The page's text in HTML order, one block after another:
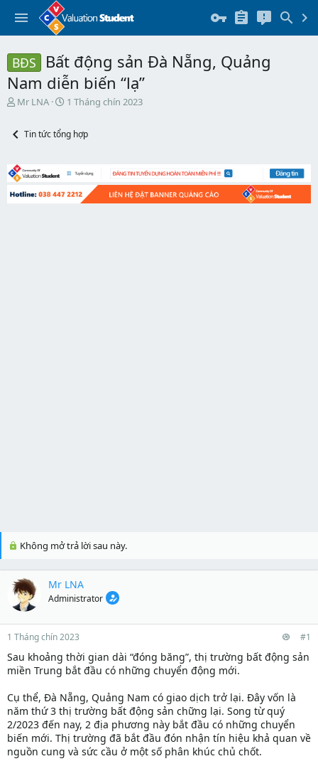
BĐS
Bất động sản Đà Nẵng, Quảng
Nam diễn biến “lạ”
T
e
d
s
t
Mr LNA
N
y
t
đ
1 Tháng chín 2023
Tin tức tổng hợp
Không mở trả lời sau này.
Mr LNA
Administrator
1 Tháng chín 2023 #1
Sau khoảng thời gian dài “đóng băng”, thị trường bất động sản
miền Trung bắt đầu có những chuyển động mới.
Cụ thể, Đà Nẵng, Quảng Nam có giao dịch trở lại. Đây vốn là
năm thứ 3 thị trường bất động sản chững lại. Song từ quý
2/2023 đến nay, 2 địa phương này bắt đầu có những chuyển
biến mới. Thị trường đã bắt đầu đón nhận tín hiệu khả quan về
nguồn cung và sức cầu ở một số phân khúc chủ chốt.